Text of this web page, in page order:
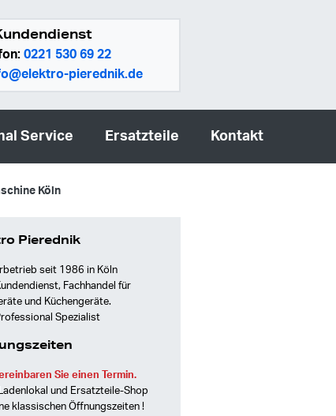
0221 530 69 22
pierednik.de
Service Ersatzteile Kontakt
Köln
Pierednik
seit 1986 in Köln
Fachhandel für
und Küchengeräte.
Spezialist
Sie einen Termin.
und Ersatzteile-Shop
klassischen Öffnungszeiten !